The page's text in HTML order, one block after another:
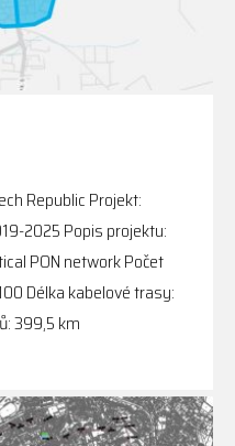
Republic Projekt:
2025 Popis projektu:
PON network Počet
Délka kabelové trasy:
399,5 km